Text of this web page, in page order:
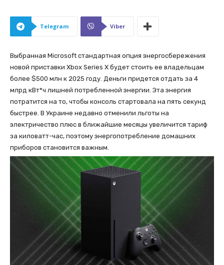
Telegram Viber
Выбранная Microsoft стандартная опция энергосбережения
новой приставки Xbox Series X будет стоить ее владельцам
более $500 млн к 2025 году. Деньги придется отдать за 4
млрд кВт*ч лишней потребленной энергии. Эта энергия
потратится на то, чтобы консоль стартовала на пять секунд
быстрее. В Украине недавно отменили льготы на
электричество плюс в ближайшие месяцы увеличится тариф
за киловатт-час, поэтому энергопотребление домашних
приборов становится важным.